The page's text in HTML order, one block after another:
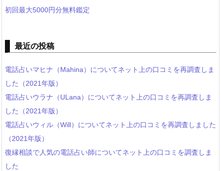
初回最大5000円分無料鑑定
最近の投稿
電話占いマヒナ（Mahina）についてネット上の口コミを再調査しま
した（2021年版）
電話占いウラナ（ULana）についてネット上の口コミを再調査しま
した（2021年版）
電話占いウィル（Will）についてネット上の口コミを再調査しました
（2021年版）
復縁相談で人気の電話占い師についてネット上の口コミを調査しま
した